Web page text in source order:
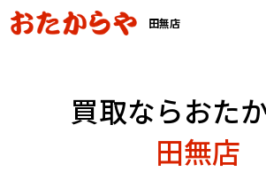
田無店
買取ならおた
田無店